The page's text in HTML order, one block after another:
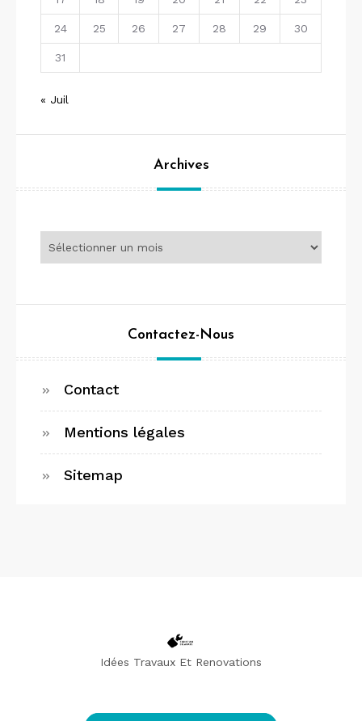
24 25 26 27 28 29 30
31
« Juil
Archives
Contactez-Nous
Contact
Mentions légales
Sitemap
Idées Travaux Et Renovations